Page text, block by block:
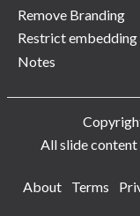
Remove Branding
Restrict embedding
Notes
All slide
About
Terms